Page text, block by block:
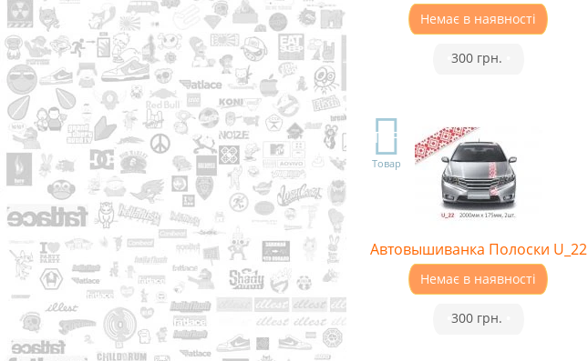
Немає в наявності
300 грн.
TOP
Товар
Автовышиванка Полоски U_22
Немає в наявності
300 грн.